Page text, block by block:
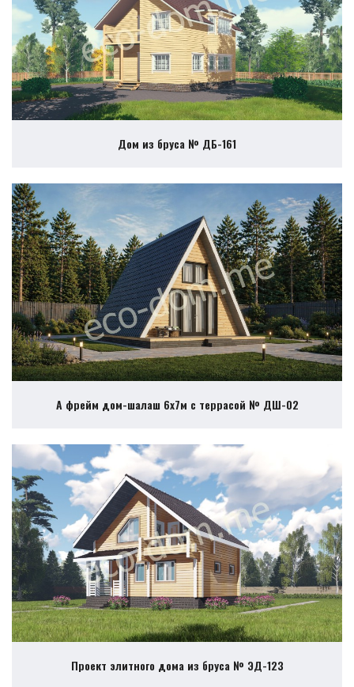
Дом из бруса № ДБ-161
А фрейм дом-шалаш 6х7м с террасой № ДШ-02
Проект элитного дома из бруса № ЭД-123